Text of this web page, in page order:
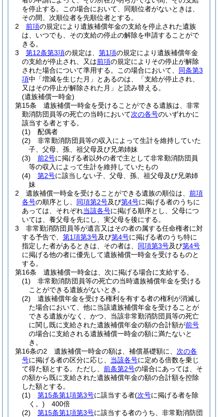
を停止する。
この場合において、同順位者がないときは、
その間、次順位者を先順位者とする。
2
前項の規定により遺族補償年金の支給を停止された遺族
は、いつでも、その支給の停止の解除を申請することがで
きる。
3
第12条第3項の規定は、 第1項の規定により遺族補償年金
の支給が停止され、又は前項の規定によりその停止が解除
された場合について準用する。
この場合において、 同条第3
項中「増減を生じた月」とあるのは、「支給が停止され、
又はその停止が解除された月」と読み替える。
(遺族補償一時金)
第15条
遺族補償一時金を受けることができる遺族は、非常
勤消防団員等の死亡の当時において次の各号のいずれかに
該当する者とする。
(1)
配偶者
(2)
非常勤消防団員等の収入によって生計を維持していた
子、父母、孫、祖父母及び兄弟姉妹
(3)
前2号に掲げる者以外の者で主として非常勤消防団員
等の収入によって生計を維持していたもの
(4)
第2号に該当しない子、父母、孫、祖父母及び兄弟姉
妹
2
遺族補償一時金を受けることができる遺族の順位は、 前項
各号の順序とし、 同項第2号及び第4号に掲げる者のうちに
あっては、それぞれ当該各号に掲げる順序とし、父母につ
いては、養父母を先にし、実父母を後にする。
3
非常勤消防団員等が遺言又はその者の属する任命権者に対
する予告で、 第1項第3号及び第4号に掲げる者のうち特に
指定した者があるときは、その者は、 同項第3号及び第4号
に掲げる他の者に優先して遺族補償一時金を受けるものと
する。
第16条
遺族補償一時金は、次に掲げる場合に支給する。
(1)
非常勤消防団員等の死亡の当時遺族補償年金を受ける
ことができる遺族がないとき。
(2)
遺族補償年金を受ける権利を有する者の権利が消滅し
た場合において、他に当該遺族補償年金を受けることが
できる遺族がなく、かつ、当該非常勤消防団員等の死亡
に関し既に支給された遺族補償年金の額の合計額が前号
の場合に支給される遺族補償一時金の額に満たないと
き。
第16条の2
遺族補償一時金の額は、補償基礎額に、 次の各
号に掲げる者の区分に応じ、 当該各号に定める倍数を乗じ
て得た額とする。 ただし、 前条第2号の場合にあっては、そ
の額から既に支給された遺族補償年金の額の合計額を控除
した額とする。
(1)
第15条第1項第3号に該当する者(次号に掲げる者を除
く。) 400倍
(2)
第15条第1項第3号に該当する者のうち、非常勤消防団